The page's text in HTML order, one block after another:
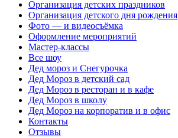
Организация детских праздников
Организация детского дня рождения
Фото — и видеосъёмка
Оформление мероприятий
Мастер-классы
Все шоу
Дед мороз и Снегурочка
Дед Мороз в детский сад
Дед Мороз в ресторан и в кафе
Дед Мороз в школу
Дед Мороз на корпоратив и в офис
Контакты
Отзывы